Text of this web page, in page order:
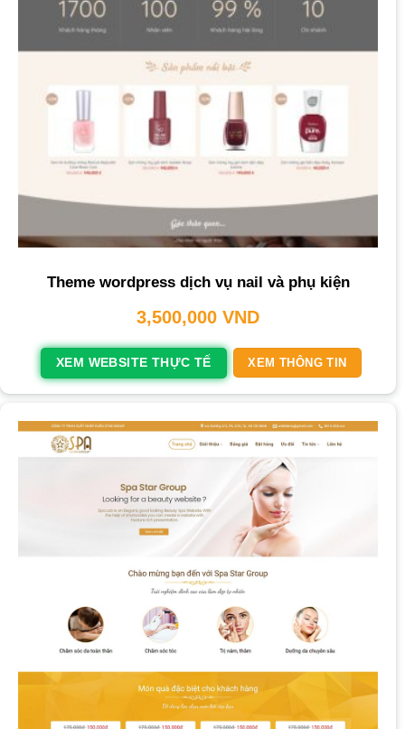
Theme wordpress dịch vụ nail và phụ kiện
3,500,000 VND
XEM WEBSITE THỰC TẾ XEM THÔNG TIN